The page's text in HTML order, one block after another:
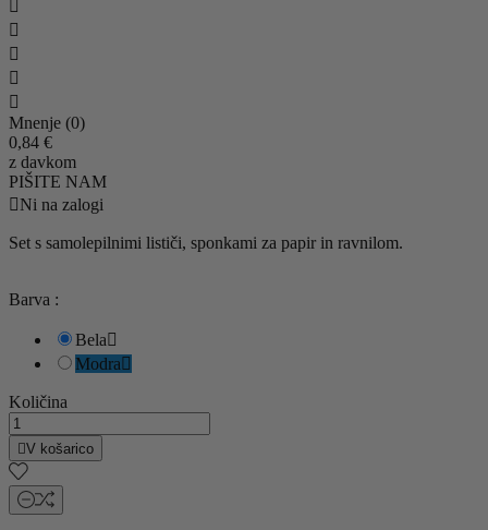




Mnenje (0)
0,84 €
z davkom
PIŠITE NAM
Ni na zalogi
Set s samolepilnimi lističi, sponkami za papir in ravnilom.
Barva :
Bela
Modra
Količina
V košarico